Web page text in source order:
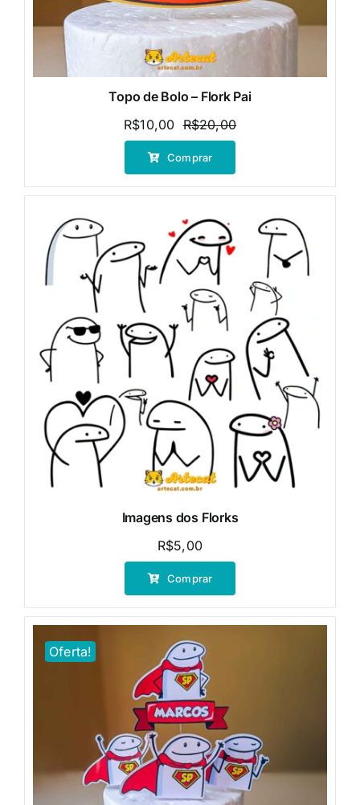
Topo de Bolo – Flork Pai
R$20,00O
preço
R$10,00
O
preço
Comprar
Imagens dos Florks
R$5,00
Comprar
Oferta!